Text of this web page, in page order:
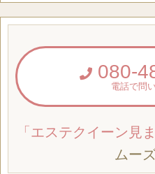
080-
電話で問
「エステクイーン見
ムー